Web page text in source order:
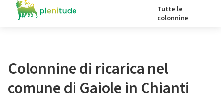
Tutte le
colonnine
Colonnine di ricarica nel
comune di Gaiole in Chianti